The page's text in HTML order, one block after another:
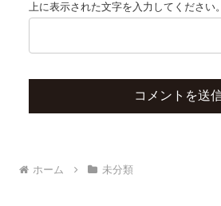
上に表示された文字を入力してください。
ホーム 未分類